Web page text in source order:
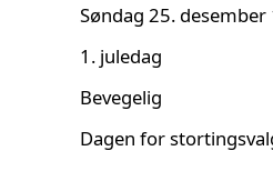
Søndag 25. desember
1. juledag
Bevegelig
Dagen for